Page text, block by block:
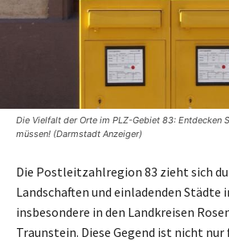
Die Vielfalt der Orte im PLZ-Gebiet 83: Entdecken
müssen! (Darmstadt Anzeiger)
Die Postleitzahlregion 83 zieht sich
Landschaften und einladenden Städte
insbesondere in den Landkreisen
Traunstein. Diese Gegend ist nicht nur